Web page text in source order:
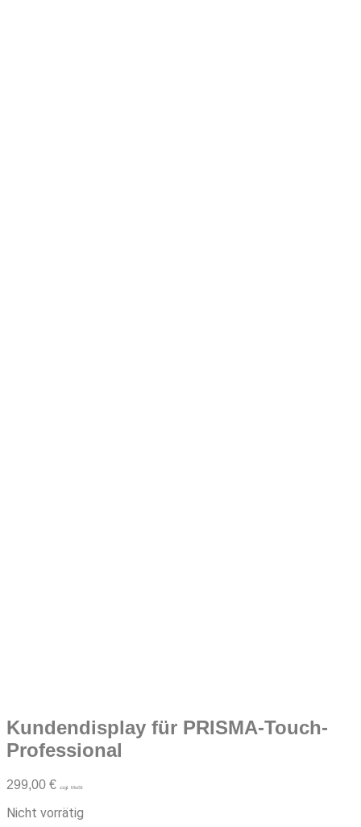
Kundendisplay für PRISMA-Touch-
Professional
299,00 € zzgl. MwSt
Nicht vorrätig